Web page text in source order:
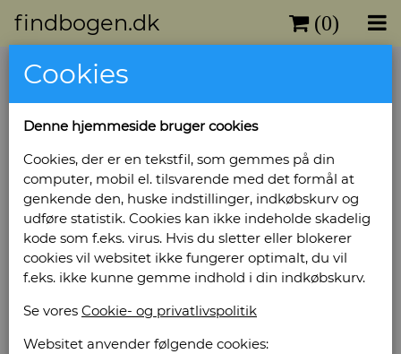
findbogen.dk (0)
Cookies
Denne hjemmeside bruger cookies
Cookies, der er en tekstfil, som gemmes på din
computer, mobil el. tilsvarende med det formål at
genkende den, huske indstillinger, indkøbskurv og
udføre statistik. Cookies kan ikke indeholde skadelig
kode som f.eks. virus. Hvis du sletter eller blokerer
cookies vil websitet ikke fungerer optimalt, du vil
f.eks. ikke kunne gemme indhold i din indkøbskurv.
Se vores Cookie- og privatlivspolitik
Websitet anvender følgende cookies: